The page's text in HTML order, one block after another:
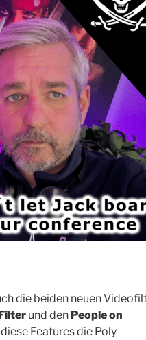
die beiden neuen
und den People on
Features die Poly